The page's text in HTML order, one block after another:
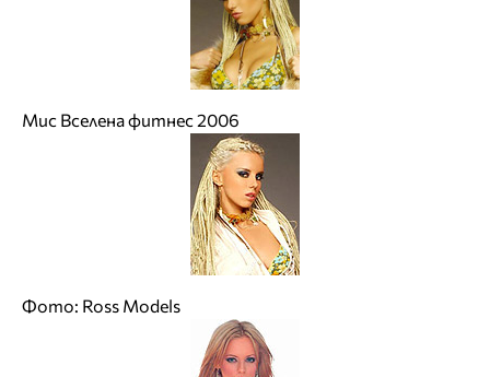
Мис Вселена фитнес 2006
Фото: Ross Models